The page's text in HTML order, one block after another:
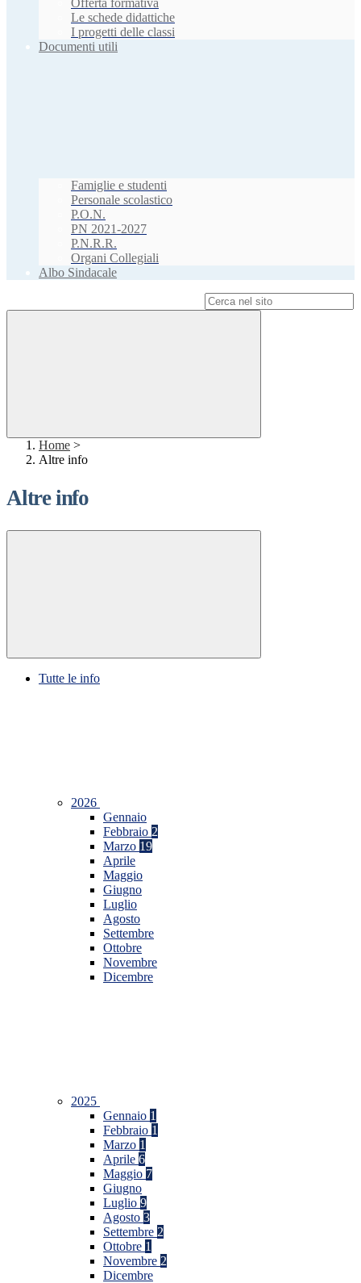
Offerta formativa
Le schede didattiche
I progetti delle classi
Documenti utili
Famiglie e studenti
Personale scolastico
P.O.N.
PN 2021-2027
P.N.R.R.
Organi Collegiali
Albo Sindacale
Home >
Altre info
Altre info
Tutte le info
2026
Gennaio
Febbraio 2
Marzo 19
Aprile
Maggio
Giugno
Luglio
Agosto
Settembre
Ottobre
Novembre
Dicembre
2025
Gennaio 1
Febbraio 1
Marzo 1
Aprile 6
Maggio 7
Giugno
Luglio 9
Agosto 3
Settembre 2
Ottobre 1
Novembre 2
Dicembre